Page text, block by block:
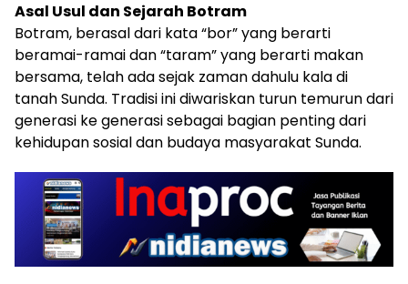
Asal Usul dan Sejarah Botram
Botram, berasal dari kata “bor” yang berarti
beramai-ramai dan “taram” yang berarti makan
bersama, telah ada sejak zaman dahulu kala di
tanah Sunda. Tradisi ini diwariskan turun temurun dari
generasi ke generasi sebagai bagian penting dari
kehidupan sosial dan budaya masyarakat Sunda.